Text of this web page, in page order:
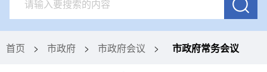
首页 > 市政府 > 市政府会议 > 市政府常务会议